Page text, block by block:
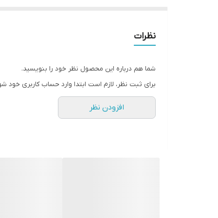
نظرات
شما هم درباره این محصول نظر خود را بنویسید.
برای ثبت نظر، لازم است ابتدا وارد حساب کاربری خود
افزودن نظر